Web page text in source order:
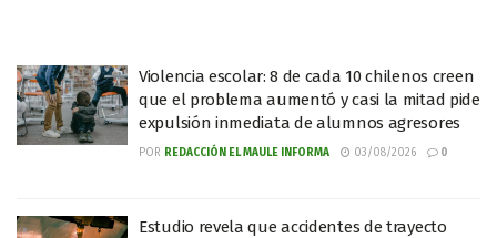
Violencia escolar: 8 de cada 10 chilenos creen
que el problema aumentó y casi la mitad pide
expulsión inmediata de alumnos agresores
POR REDACCIÓN EL MAULE INFORMA 03/08/2026 0
Estudio revela que accidentes de trayecto